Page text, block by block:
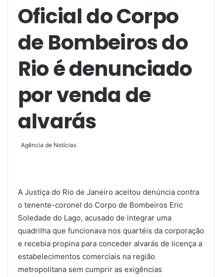
Oficial do Corpo
de Bombeiros do
Rio é denunciado
por venda de
alvarás
Agência de Notícias
A Justiça do Rio de Janeiro aceitou denúncia contra
o tenente-coronel do Corpo de Bombeiros Eric
Soledade do Lago, acusado de integrar uma
quadrilha que funcionava nos quartéis da corporação
e recebia propina para conceder alvarás de licença a
estabelecimentos comerciais na região
metropolitana sem cumprir as exigências